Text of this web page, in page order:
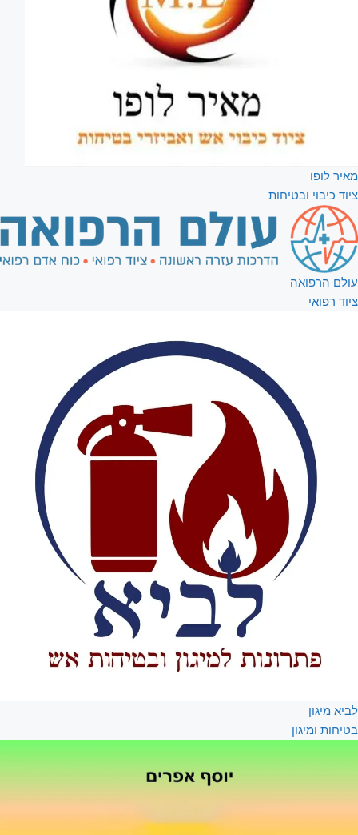
מאיר לופו
ציוד כיבוי ובטיחות
עולם הרפואה
ציוד רפואי
לביא מיגון
בטיחות ומיגון